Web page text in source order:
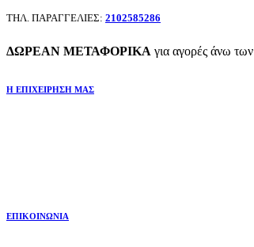
ΤΗΛ. ΠΑΡΑΓΓΕΛΙΕΣ: 2102585286
ΔΩΡΕΑΝ ΜΕΤΑΦΟΡΙΚΑ για αγορές άνω των
Η ΕΠΙΧΕΙΡΗΣΗ ΜΑΣ
ΕΠΙΚΟΙΝΩΝΙΑ